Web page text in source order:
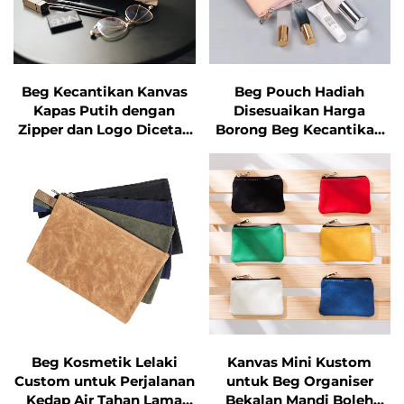
mengubah koleksi kecantikan yang
bersepah menjadi barangan tersusun
2. Bahan yang Perlindungan dan
Beg Kosmetik berkualiti tinggi diperbuat
daripada bahan yang memberi
perlindungan dan tahan lasak yang
memelihara produk kecantikan anda.
Kebanyakan Beg Kosmetik
menggunakan kain yang tahan air seperti
nilon, poliester atau vinil, yang
Beg Kecantikan Kanvas
Kapas Putih dengan
Zipper dan Logo Dicetak
Beg Pouch Hadiah
Disesuaikan Harga
Borong Beg Kecantikan
Kanvas Kecantikan
dengan Logo
Beg Kosmetik Lelaki
Custom untuk Perjalanan
Kedap Air Tahan Lama
Kanvas Mini Kustom
untuk Beg Organiser
Bekalan Mandi Boleh